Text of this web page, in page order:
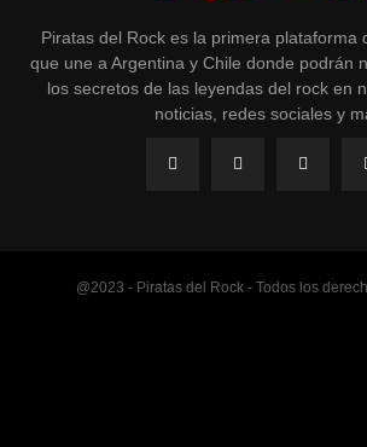
Piratas del Rock es la primera plataforma
que une a Argentina y Chile donde podrán
los secretos de las leyendas del rock en
noticias, redes sociales y
@2023 - Piratas del Rock - Todos los